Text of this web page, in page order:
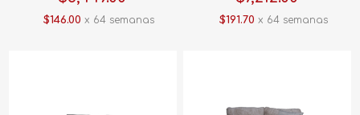
$146.00 x 64 semanas $191.70 x 64 semanas